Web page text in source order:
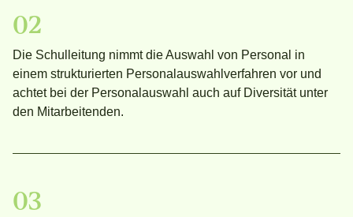
02
Die Schulleitung nimmt die Auswahl von Personal in
einem strukturierten Personalauswahlverfahren vor und
achtet bei der Personalauswahl auch auf Diversität unter
den Mitarbeitenden.
03